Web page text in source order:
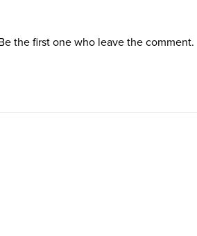
the first one who leave the comment.